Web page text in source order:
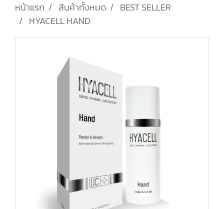
หน้าแรก สินค้าทั้งหมด
BEST SELLER
HYACELL HAND